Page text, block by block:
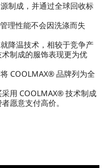
制成，并通过全球回收标
理性能不会因洗涤而失
降温技术，相较于竞争产
制成的服饰表现更为优
COOLMAX® 品牌列为全
用 COOLMAX® 技术制成
愿意支付高价。